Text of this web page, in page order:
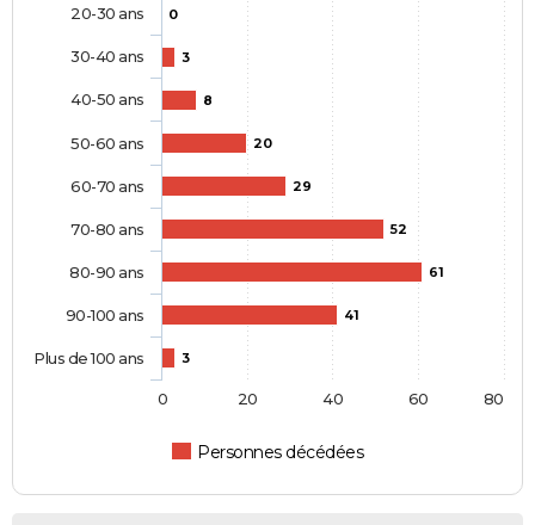
0
3
8
20
29
52
61
41
3
Personnes décédées
20-30 ans
30-40 ans
40-50 ans
50-60 ans
60-70 ans
70-80 ans
80-90 ans
90-100 ans
Plus de 100 ans
0 20 40 60 80